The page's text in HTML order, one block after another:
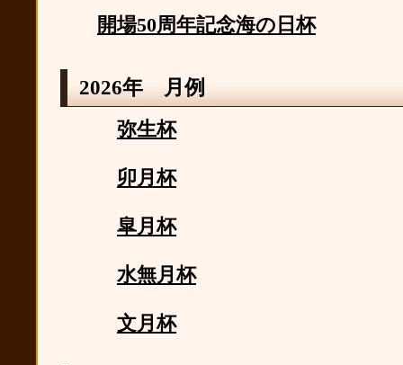
開場50周年記念海の日杯
2026年 月例
弥生杯
卯月杯
皐月杯
水無月杯
文月杯